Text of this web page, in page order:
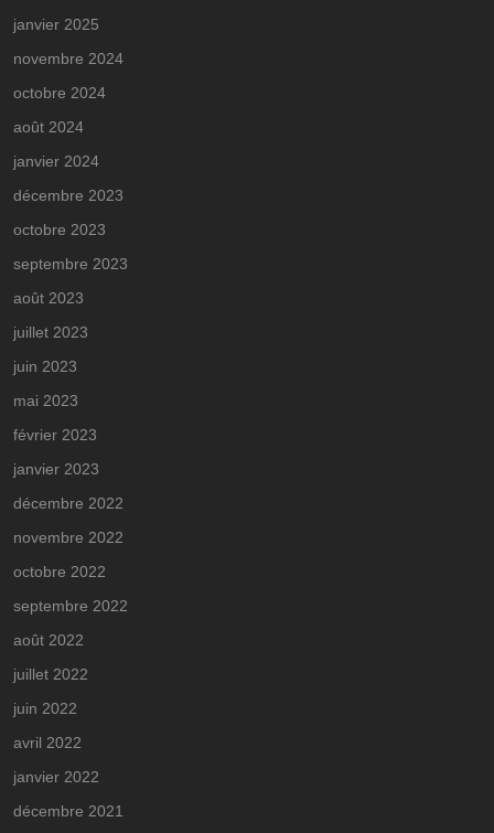
janvier 2025
novembre 2024
octobre 2024
août 2024
janvier 2024
décembre 2023
octobre 2023
septembre 2023
août 2023
juillet 2023
juin 2023
mai 2023
février 2023
janvier 2023
décembre 2022
novembre 2022
octobre 2022
septembre 2022
août 2022
juillet 2022
juin 2022
avril 2022
janvier 2022
décembre 2021